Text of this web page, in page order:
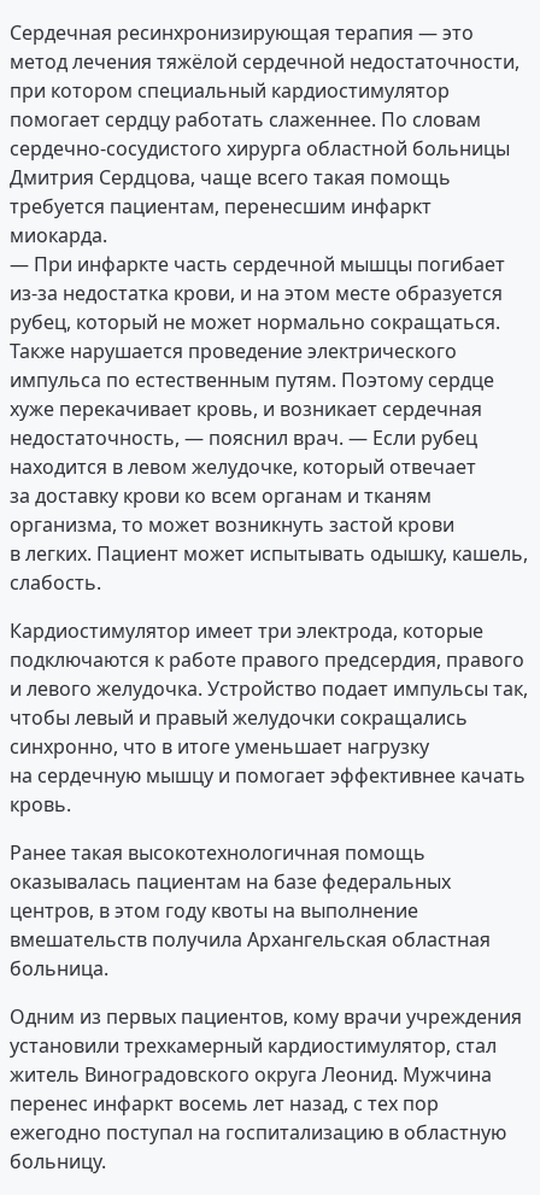
Сердечная ресинхронизирующая терапия — это
метод лечения тяжёлой сердечной недостаточности,
при котором специальный кардиостимулятор
помогает сердцу работать слаженнее. По словам
сердечно-сосудистого хирурга областной больницы
Дмитрия Сердцова, чаще всего такая помощь
требуется пациентам, перенесшим инфаркт
миокарда.
— При инфаркте часть сердечной мышцы погибает
из-за недостатка крови, и на этом месте образуется
рубец, который не может нормально сокращаться.
Также нарушается проведение электрического
импульса по естественным путям. Поэтому сердце
хуже перекачивает кровь, и возникает сердечная
недостаточность, — пояснил врач. — Если рубец
находится в левом желудочке, который отвечает
за доставку крови ко всем органам и тканям
организма, то может возникнуть застой крови
в легких. Пациент может испытывать одышку, кашель,
слабость.
Кардиостимулятор имеет три электрода, которые
подключаются к работе правого предсердия, правого
и левого желудочка. Устройство подает импульсы так,
чтобы левый и правый желудочки сокращались
синхронно, что в итоге уменьшает нагрузку
на сердечную мышцу и помогает эффективнее качать
кровь.
Ранее такая высокотехнологичная помощь
оказывалась пациентам на базе федеральных
центров, в этом году квоты на выполнение
вмешательств получила Архангельская областная
больница.
Одним из первых пациентов, кому врачи учреждения
установили трехкамерный кардиостимулятор, стал
житель Виноградовского округа Леонид. Мужчина
перенес инфаркт восемь лет назад, с тех пор
ежегодно поступал на госпитализацию в областную
больницу.